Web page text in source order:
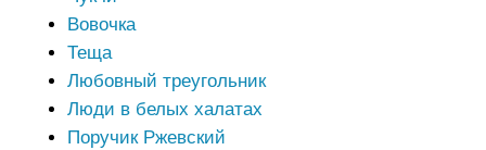
Вовочка
Теща
Любовный треугольник
Люди в белых халатах
Поручик Ржевский